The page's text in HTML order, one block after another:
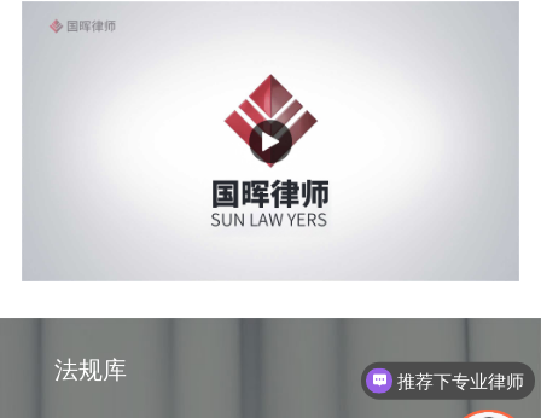
法规库 推荐下专业律师